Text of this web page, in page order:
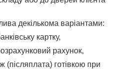
декількома варіантами:
картку,
рахунок,
(післяплата) готівкою при